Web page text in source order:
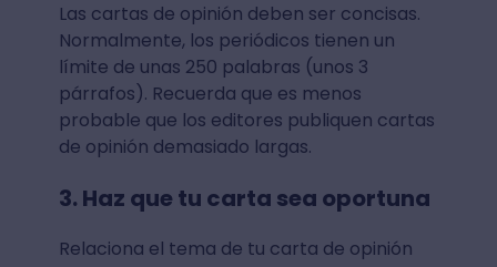
Las cartas de opinión deben ser concisas.
Normalmente, los periódicos tienen un
límite de unas 250 palabras (unos 3
párrafos). Recuerda que es menos
probable que los editores publiquen cartas
de opinión demasiado largas.
3. Haz que tu carta sea oportuna
Relaciona el tema de tu carta de opinión